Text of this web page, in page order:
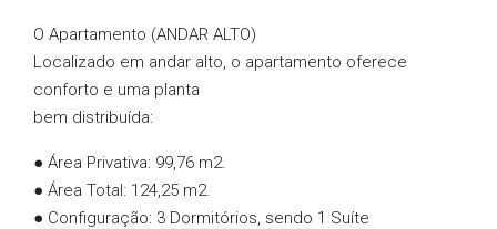
O Apartamento (ANDAR ALTO)
Localizado em andar alto, o apartamento oferece
conforto e uma planta
bem distribuída:
● Área Privativa: 99,76 m2.
● Área Total: 124,25 m2.
● Configuração: 3 Dormitórios, sendo 1 Suíte